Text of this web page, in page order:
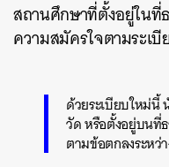
สถานศึกษาที่ตั้งอยู่ในที่
ความสมัครใจตามระเ
ด้วยระเบียบใหม่นี้
วัด หรือตั้งอยู่บนที่
ตามข้อตกลงระห